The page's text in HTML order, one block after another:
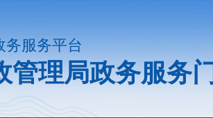
务服务平台
管理局政务服务